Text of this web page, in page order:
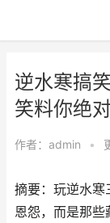
逆水寒搞
笑料你绝
作者： admin •
摘要：玩逆水寒
恩怨，而是那